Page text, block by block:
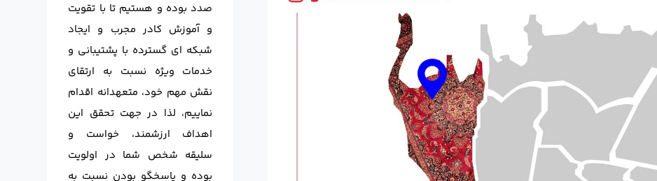
صدد بوده و هستیم تا با تقویت
و آموزش کادر مجرب و ایجاد
شبکه ای گسترده با پشتیبانی و
خدمات ویژه نسبت به ارتقای
نقش مهم خود، متعهدانه اقدام
نماییم، لذا در جهت تحقق این
اهداف ارزشمند، خواست و
سلیقه شخص شما در اولویت
بوده و پاسخگو بودن نسبت به